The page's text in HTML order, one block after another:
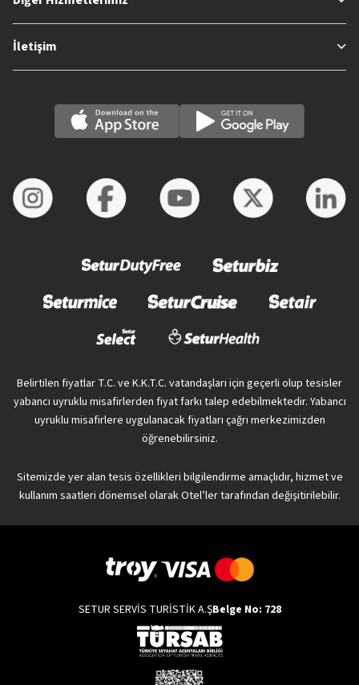
İletişim
Belirtilen fiyatlar T.C. ve K.K.T.C. vatandaşları için geçerli olup tesisler
yabancı uyruklu misafirlerden fiyat farkı talep edebilmektedir. Yabancı
uyruklu misafirlere uygulanacak fiyatları çağrı merkezimizden
öğrenebilirsiniz.
Sitemizde yer alan tesis özellikleri bilgilendirme amaçlıdır, hizmet ve
kullanım saatleri dönemsel olarak Otel’ler tarafından değişitirilebilir.
SETUR SERVİS TURİSTİK A.ŞBelge No: 728